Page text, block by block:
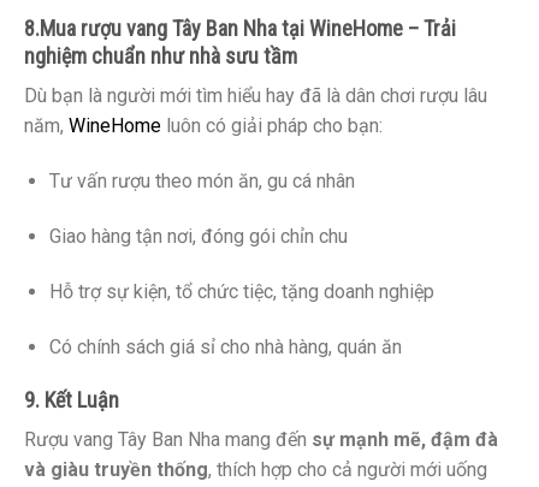
8.Mua rượu vang Tây Ban Nha tại WineHome – Trải
nghiệm chuẩn như nhà sưu tầm
Dù bạn là người mới tìm hiểu hay đã là dân chơi rượu lâu
năm, WineHome luôn có giải pháp cho bạn:
Tư vấn rượu theo món ăn, gu cá nhân
Giao hàng tận nơi, đóng gói chỉn chu
Hỗ trợ sự kiện, tổ chức tiệc, tặng doanh nghiệp
Có chính sách giá sỉ cho nhà hàng, quán ăn
9. Kết Luận
Rượu vang Tây Ban Nha mang đến sự mạnh mẽ, đậm đà
và giàu truyền thống, thích hợp cho cả người mới uống